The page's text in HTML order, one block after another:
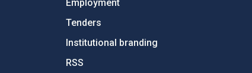
Employment
Tenders
Institutional branding
RSS